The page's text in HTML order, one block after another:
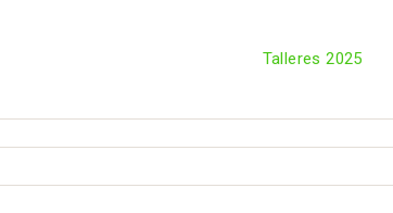
Talleres 2025